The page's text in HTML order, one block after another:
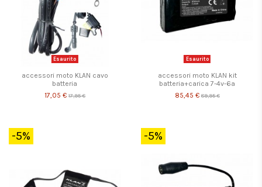
Esaurito
accessori moto KLAN cavo
batteria
17,05 € 17,95 €
Esaurito
accessori moto KLAN kit
batteria+carica 7-4v-6a
85,45 € 89,95 €
-5% -5%